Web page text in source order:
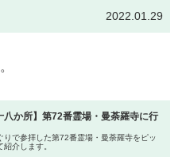
2022.01.29
八か所】第72番霊場・曼荼羅寺に行
りで参拝した第72番霊場・曼荼羅寺をピッ
紹介します。